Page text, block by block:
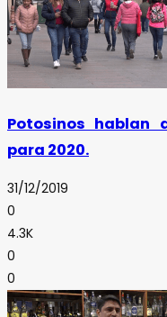
Potosinos hablan
para 2020.
31/12/2019
0
4.3K
0
0